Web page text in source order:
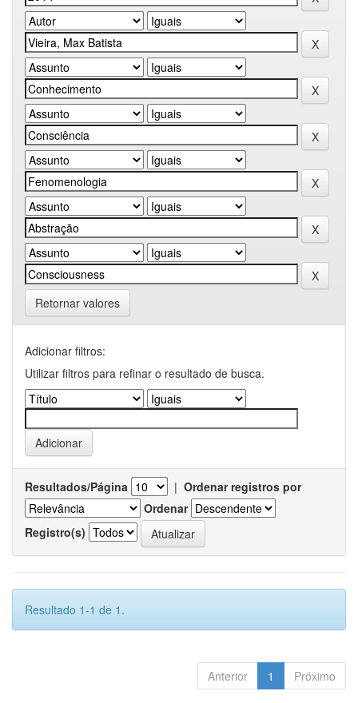
Retornar valores
Adicionar filtros:
Utilizar filtros para refinar o resultado de busca.
Resultados/Página | Ordenar registros por
Ordenar
Registro(s)
Resultado 1-1 de 1.
Anterior 1 Próximo